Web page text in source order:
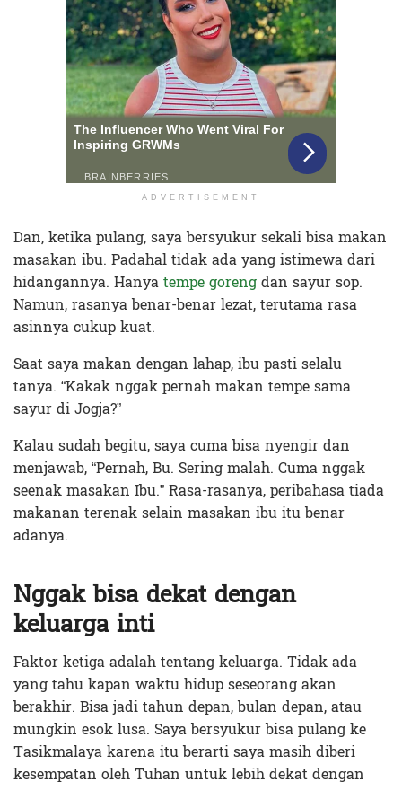
ADVERTISEMENT
Dan, ketika pulang, saya bersyukur sekali bisa makan
masakan ibu. Padahal tidak ada yang istimewa dari
hidangannya. Hanyatempe gorengdan sayur sop.
Namun, rasanya benar-benar lezat, terutama rasa
asinnya cukup kuat.
Saat saya makan dengan lahap, ibu pasti selalu
tanya. “Kakak nggak pernah makan tempe sama
sayur di Jogja?”
Kalau sudah begitu, saya cuma bisa nyengir dan
menjawab, “Pernah, Bu. Sering malah. Cuma nggak
seenak masakan Ibu.” Rasa-rasanya, peribahasa tiada
makanan terenak selain masakan ibu itu benar
adanya.
Nggak bisa dekat dengan
keluarga inti
Faktor ketiga adalah tentang keluarga. Tidak ada
yang tahu kapan waktu hidup seseorang akan
berakhir. Bisa jadi tahun depan, bulan depan, atau
mungkin esok lusa. Saya bersyukur bisa pulang ke
Tasikmalaya karena itu berarti saya masih diberi
kesempatan oleh Tuhan untuk lebih dekat dengan